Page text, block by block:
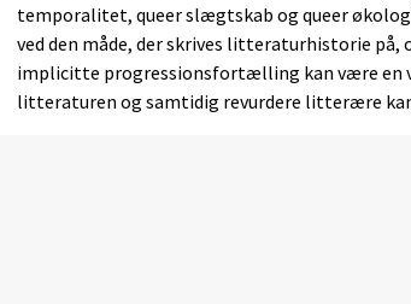
temporalitet, queer slægtskab og queer
ved den måde, der skrives litteraturhistorie
implicitte progressionsfortælling kan være en
litteraturen og samtidig revurdere litterære